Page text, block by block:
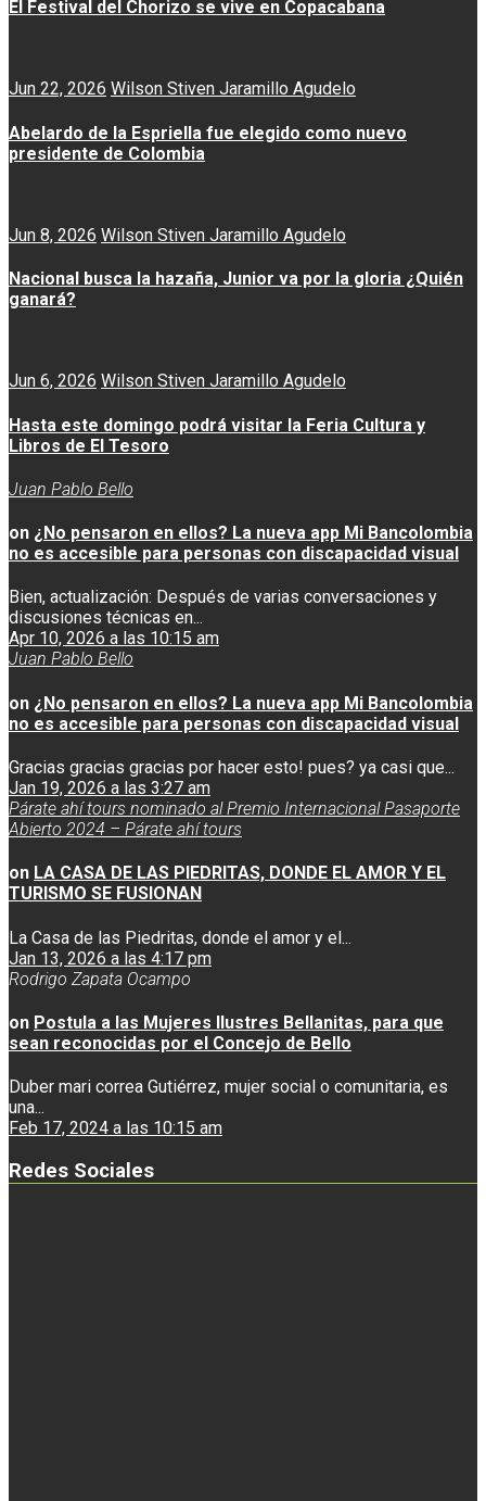
El Festival del Chorizo se vive en Copacabana
Jun 22, 2026 Wilson Stiven Jaramillo Agudelo
Abelardo de la Espriella fue elegido como nuevo
presidente de Colombia
Jun 8, 2026 Wilson Stiven Jaramillo Agudelo
Nacional busca la hazaña, Junior va por la gloria ¿Quién
ganará?
Jun 6, 2026 Wilson Stiven Jaramillo Agudelo
Hasta este domingo podrá visitar la Feria Cultura y
Libros de El Tesoro
Juan Pablo Bello
on ¿No pensaron en ellos? La nueva app Mi Bancolombia
no es accesible para personas con discapacidad visual
Bien, actualización: Después de varias conversaciones y
discusiones técnicas en...
Apr 10, 2026 a las 10:15 am
Juan Pablo Bello
on ¿No pensaron en ellos? La nueva app Mi Bancolombia
no es accesible para personas con discapacidad visual
Gracias gracias gracias por hacer esto! pues? ya casi que...
Jan 19, 2026 a las 3:27 am
Párate ahí tours nominado al Premio Internacional Pasaporte
Abierto 2024 – Párate ahí tours
on LA CASA DE LAS PIEDRITAS, DONDE EL AMOR Y EL
TURISMO SE FUSIONAN
La Casa de las Piedritas, donde el amor y el...
Jan 13, 2026 a las 4:17 pm
Rodrigo Zapata Ocampo
on Postula a las Mujeres Ilustres Bellanitas, para que
sean reconocidas por el Concejo de Bello
Duber mari correa Gutiérrez, mujer social o comunitaria, es
una...
Feb 17, 2024 a las 10:15 am
Redes Sociales